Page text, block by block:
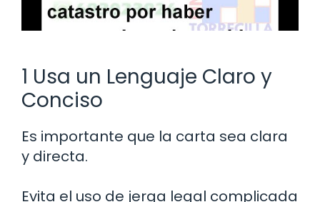
1 Usa un Lenguaje Claro y
Conciso
Es importante que la carta sea clara
y directa.
Evita el uso de jerga legal complicada